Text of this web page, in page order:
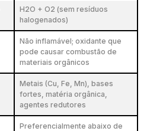
H2O + O2 (sem resíduos
halogenados)
Não inflamável; oxidante que
pode causar combustão de
materiais orgânicos
Metais (Cu, Fe, Mn), bases
fortes, matéria orgânica,
agentes redutores
Preferencialmente abaixo de